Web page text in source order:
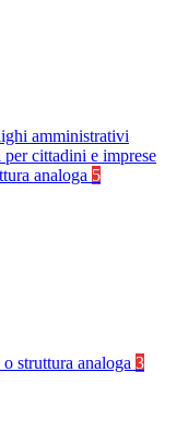
amministrativi
cittadini e imprese
analoga 5
struttura analoga 3